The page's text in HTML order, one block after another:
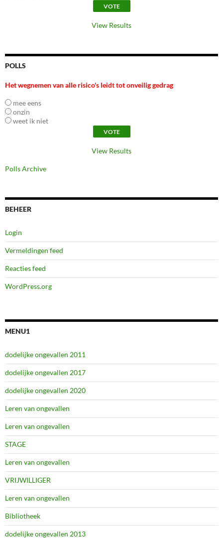
View Results
POLLS
Het wegnemen van alle risico's leidt tot onveilig gedrag
mee eens
onzin
weet ik niet
View Results
Polls Archive
BEHEER
Login
Vermeldingen feed
Reacties feed
WordPress.org
MENU1
dodelijke ongevallen 2011
dodelijke ongevallen 2017
dodelijke ongevallen 2020
Leren van ongevallen
Leren van ongevallen
STAGE
Leren van ongevallen
VRIJWILLIGER
Leren van ongevallen
Bibliotheek
dodelijke ongevallen 2013